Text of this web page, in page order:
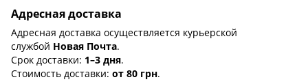
Адресная доставка
Адресная доставка осуществляется курьерской
службой Новая Почта.
Срок доставки: 1–3 дня.
Стоимость доставки: от 80 грн.